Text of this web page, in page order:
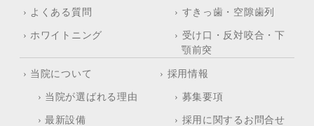
› よくある質問
› ホワイトニング
› すきっ歯・空隙歯列
› 受け口・反対咬合・下
顎前突
› 当院について
› 当院が選ばれる理由
› 最新設備
› 採用情報
› 募集要項
› 採用に関するお問合せ